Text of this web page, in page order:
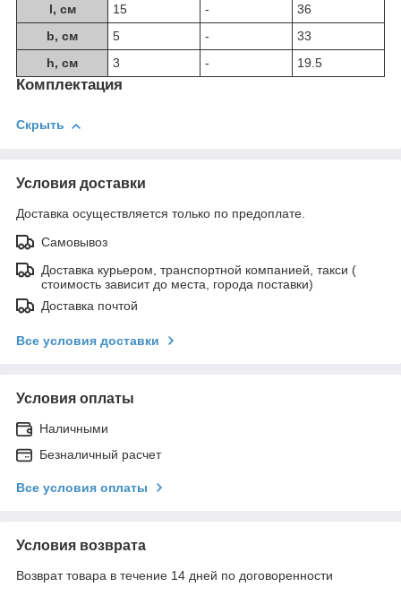
l, см 15 -
36
b, см
5 -
33
h, см
3 - 19.5
Комплектация
Скрыть
Условия доставки
Доставка осуществляется только по предоплате.
Самовывоз
Доставка курьером, транспортной компанией, такси (
стоимость зависит до места, города поставки)
Доставка почтой
Все условия доставки
Условия оплаты
Наличными
Безналичный расчет
Все условия оплаты
Условия возврата
Возврат товара в течение 14 дней по договоренности